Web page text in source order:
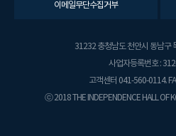
이메일무단수집거부
31232 충청남도 천안시 동남구
사업자등록번호 :
고객센터 041-560-0114.
ⓒ 2018 THE INDEPENDENCE HALL OF